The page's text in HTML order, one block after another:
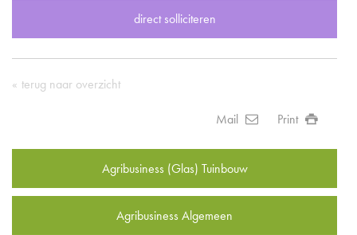
direct solliciteren
terug naar overzicht
Mail Print
Agribusiness (Glas) Tuinbouw
Agribusiness Algemeen